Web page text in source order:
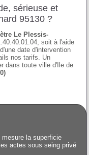
sérieuse et
95130 ?
Le Plessis-
soit à l'aide
date d'intervention
nos tarifs. Un
dans toute ville d'Ile de
la superficie
actes sous seing privé